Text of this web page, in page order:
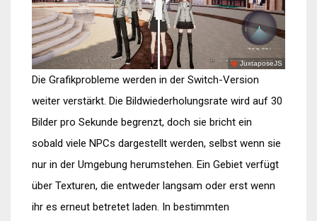
JuxtaposeJS
Die Grafikprobleme werden in der Switch-Version
weiter verstärkt. Die Bildwiederholungsrate wird auf 30
Bilder pro Sekunde begrenzt, doch sie bricht ein
sobald viele NPCs dargestellt werden, selbst wenn sie
nur in der Umgebung herumstehen. Ein Gebiet verfügt
über Texturen, die entweder langsam oder erst wenn
ihr es erneut betretet laden. In bestimmten